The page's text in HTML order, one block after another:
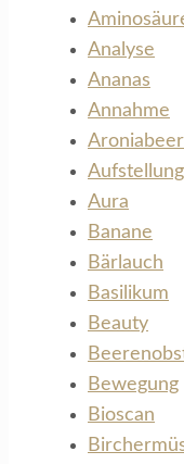
Analyse
Ananas
Annahme
Aura
Banane
Bärlauch
Basilikum
Beauty
Bewegung
Bioscan